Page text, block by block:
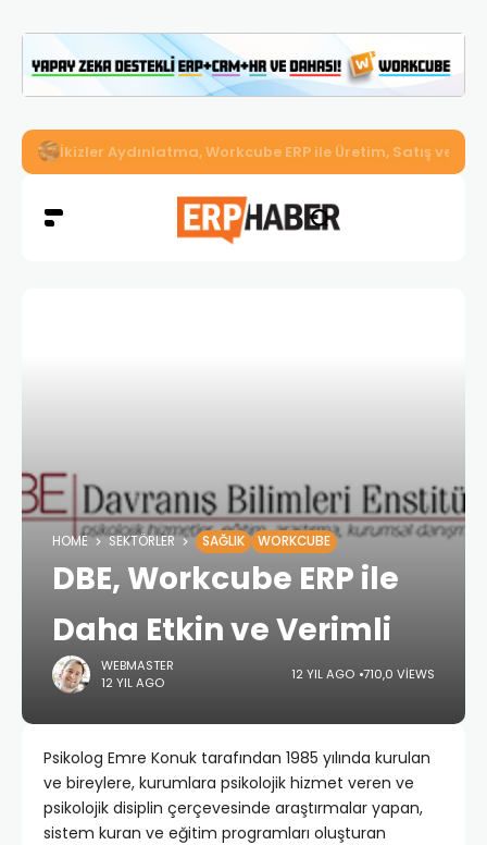
İkizler Aydınlatma, Workcube ERP ile Üretim, Satış ve
HOME SEKTÖRLER SAĞLIK WORKCUBE
DBE, Workcube ERP ile
Daha Etkin ve Verimli
WEBMASTER
12 YIL AGO
12 YIL AGO 710,0 VIEWS
Psikolog Emre Konuk tarafından 1985 yılında kurulan
ve bireylere, kurumlara psikolojik hizmet veren ve
psikolojik disiplin çerçevesinde araştırmalar yapan,
sistem kuran ve eğitim programları oluşturan